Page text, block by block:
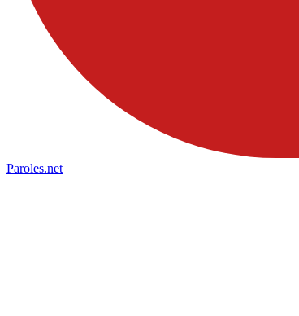
Paroles.net